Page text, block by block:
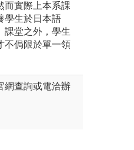
而實際上本系課
學生於日本語
課堂之外，學生
不侷限於單一領
網查詢或電洽辦